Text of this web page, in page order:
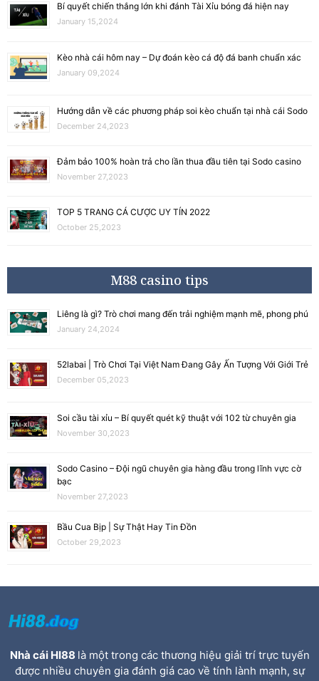
Bí quyết chiến thắng lớn khi đánh Tài Xỉu bóng đá hiện nay
January 15,2024
Kèo nhà cái hôm nay – Dự đoán kèo cá độ đá banh chuẩn xác
January 09,2024
Hướng dẫn về các phương pháp soi kèo chuẩn tại nhà cái Sodo
December 24,2023
Đảm bảo 100% hoàn trả cho lần thua đầu tiên tại Sodo casino
November 27,2023
TOP 5 TRANG CÁ CƯỢC UY TÍN 2022
October 25,2023
M88 casino tips
Liêng là gì? Trò chơi mang đến trải nghiệm mạnh mẽ, phong phú
January 24,2024
52labai | Trò Chơi Tại Việt Nam Đang Gây Ấn Tượng Với Giới Trẻ
December 05,2023
Soi cầu tài xỉu – Bí quyết quét kỹ thuật với 102 từ chuyên gia
November 30,2023
Sodo Casino – Đội ngũ chuyên gia hàng đầu trong lĩnh vực cờ
bạc
November 27,2023
Bầu Cua Bịp | Sự Thật Hay Tin Đồn
October 29,2023
Nhà cái HI88 là một trong các thương hiệu giải trí trực tuyến
được nhiều chuyên gia đánh giá cao về tính lành mạnh, sự